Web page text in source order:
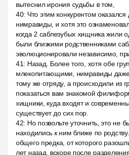
вытеснил ирония судьбы в том,
40: Что этим конкурентом оказался
нимравиды, и хотя это
когда 2 саблезубых хищника жили
были близкими родственниками
эволюционировали независимо,
41: Назад. Более того, хотя обе
млекопитающими, нимравиды
тому же отряду, а происходили из
показаться вам знакомой
хищники, куда входят и
существует до сих пор.
42: Но позвольте уточнить, это не
находились к ним ближе по
общего предка, от которого
лет назад, вскоре после